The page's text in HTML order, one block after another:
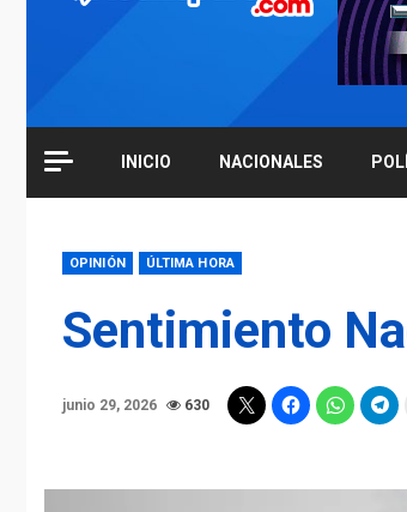
INICIO NACIONALES
OPINIÓN ÚLTIMA HORA
Sentimiento
junio 29, 2026 630